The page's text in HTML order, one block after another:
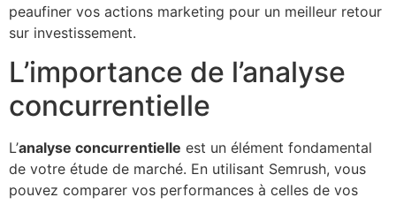
peaufiner vos actions marketing pour un meilleur retour
sur investissement.
L’importance de l’analyse
concurrentielle
L’analyse concurrentielle est un élément fondamental
de votre étude de marché. En utilisant Semrush, vous
pouvez comparer vos performances à celles de vos